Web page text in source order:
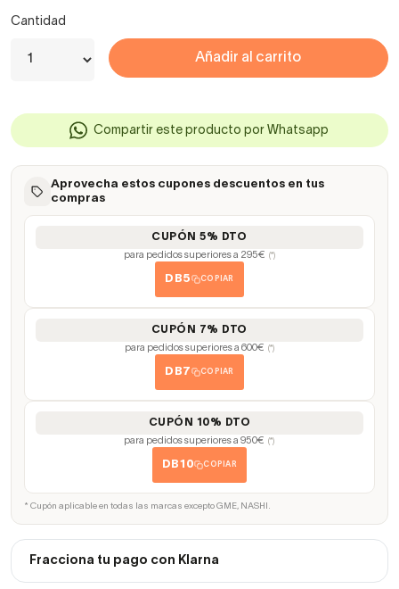
Cantidad
Añadir al carrito
Compartir este producto por Whatsapp
Aprovecha estos cupones descuentos en tus
compras
CUPÓN 5% DTO
para pedidos superiores a 295€ (*)
DB5 COPIAR
CUPÓN 7% DTO
para pedidos superiores a 600€ (*)
DB7 COPIAR
CUPÓN 10% DTO
para pedidos superiores a 950€ (*)
DB10 COPIAR
* Cupón aplicable en todas las marcas excepto GME, NASHI.
Fracciona tu pago con Klarna